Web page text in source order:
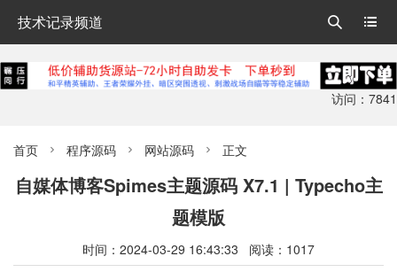
技术记录频道 

访问：7841
首页  程序源码  网站源码  正文
自媒体博客Spimes主题源码 X7.1 | Typecho主
题模版
时间：2024-03-29 16:43:33 阅读：1017